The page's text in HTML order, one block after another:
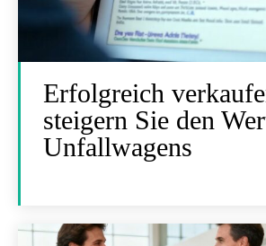
Erfolgreich
steigern Sie den
Unfallwagens